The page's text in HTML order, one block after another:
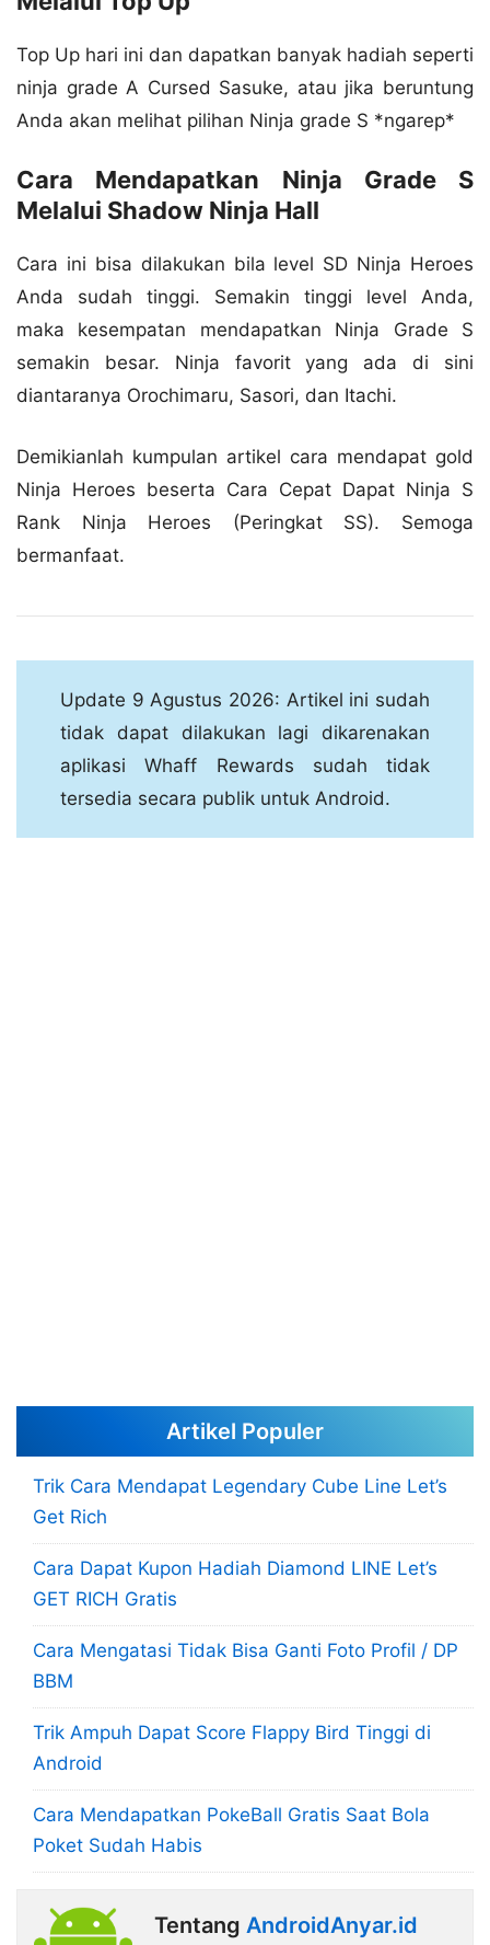
Top Up hari ini dan dapatkan banyak hadiah seperti
ninja grade A Cursed Sasuke, atau jika beruntung
Anda akan melihat pilihan Ninja grade S *ngarep*
Cara Mendapatkan Ninja Grade S
Melalui Shadow Ninja Hall
Cara ini bisa dilakukan bila level SD Ninja Heroes
Anda sudah tinggi. Semakin tinggi level Anda,
maka kesempatan mendapatkan Ninja Grade S
semakin besar. Ninja favorit yang ada di sini
diantaranya Orochimaru, Sasori, dan Itachi.
Demikianlah kumpulan artikel cara mendapat gold
Ninja Heroes beserta Cara Cepat Dapat Ninja S
Rank Ninja Heroes (Peringkat SS). Semoga
bermanfaat.
Update 9 Agustus 2026: Artikel ini sudah
tidak dapat dilakukan lagi dikarenakan
aplikasi Whaff Rewards sudah tidak
tersedia secara publik untuk Android.
Artikel Populer
Trik Cara Mendapat Legendary Cube Line Let’s
Get Rich
Cara Dapat Kupon Hadiah Diamond LINE Let’s
GET RICH Gratis
Cara Mengatasi Tidak Bisa Ganti Foto Profil / DP
BBM
Trik Ampuh Dapat Score Flappy Bird Tinggi di
Android
Cara Mendapatkan PokeBall Gratis Saat Bola
Poket Sudah Habis
Tentang AndroidAnyar.id